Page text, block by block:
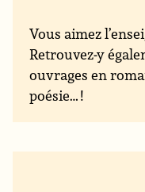
Vous aimez
Retrouvez-y
ouvrages en
poésie… !